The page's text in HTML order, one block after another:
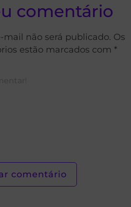
comentário
mail não será publicado. Os
estão marcados com *